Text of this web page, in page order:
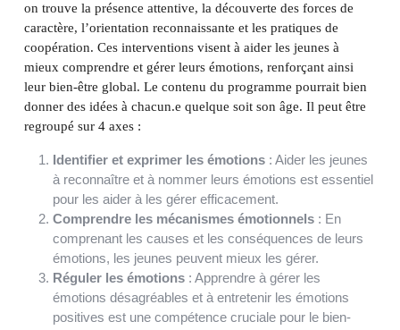
on trouve la présence attentive, la découverte des forces de
caractère, l’orientation reconnaissante et les pratiques de
coopération. Ces interventions visent à aider les jeunes à
mieux comprendre et gérer leurs émotions, renforçant ainsi
leur bien-être global. Le contenu du programme pourrait bien
donner des idées à chacun.e quelque soit son âge. Il peut être
regroupé sur 4 axes :
Identifier et exprimer les émotions : Aider les jeunes
à reconnaître et à nommer leurs émotions est essentiel
pour les aider à les gérer efficacement.
Comprendre les mécanismes émotionnels : En
comprenant les causes et les conséquences de leurs
émotions, les jeunes peuvent mieux les gérer.
Réguler les émotions : Apprendre à gérer les
émotions désagréables et à entretenir les émotions
positives est une compétence cruciale pour le bien-